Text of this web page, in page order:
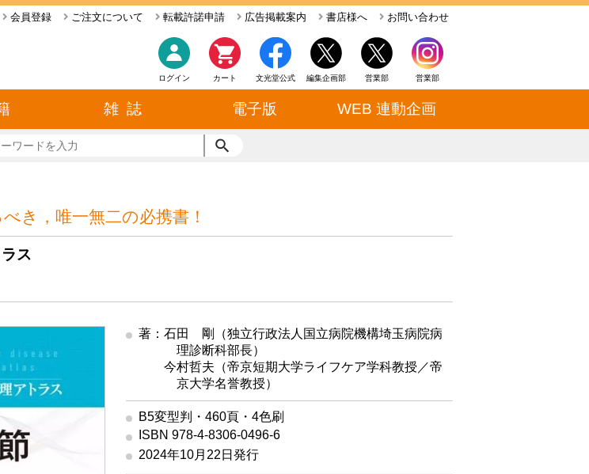
お問い合わせ
書店様へ
広告掲載案内
転載許諾申請
ご注文について
会員登録
営業部
営業部
編集企画部
文光堂公式
カート
ログイン
雑 誌 電子版 WEB 連動企画
き，唯一無二の必携書！
ス
著：石田 剛（独立行政法人国立病院機構埼玉病院病
理診断科部長）
今村哲夫（帝京短期大学ライフケア学科教授／帝
京大学名誉教授）
B5変型判・460頁・4色刷
ISBN 978-4-8306-0496-6
2024年10月22日発行